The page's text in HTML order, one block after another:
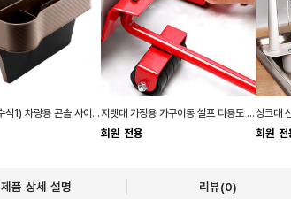
(운전석1+조수석1) 차량용 콘솔 사이드포켓 컵홀더 지렛대 가정용 가구이동 셀프 다용도 바퀴 만능지렛대
회원 전용 회원 전
제품 상세 설명 리뷰(0)